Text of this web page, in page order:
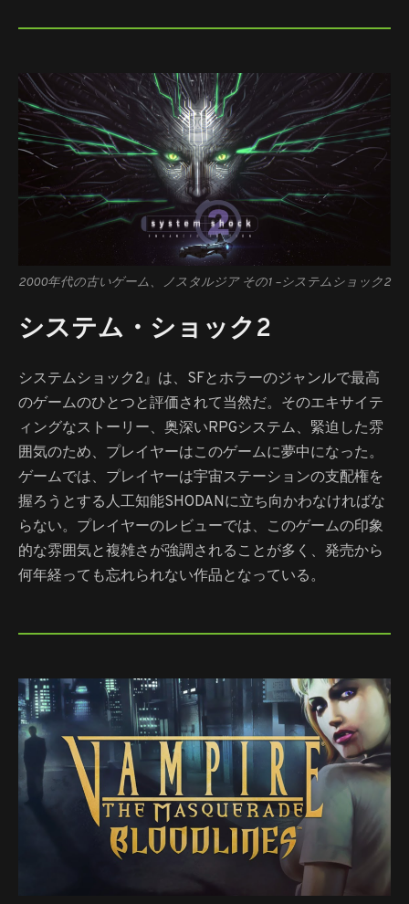
2000年代の古いゲーム、ノスタルジア その1 –システムショック2
システム・ショック2
システムショック2』は、SFとホラーのジャンルで最高
のゲームのひとつと評価されて当然だ。そのエキサイテ
ィングなストーリー、奥深いRPGシステム、緊迫した雰
囲気のため、プレイヤーはこのゲームに夢中になった。
ゲームでは、プレイヤーは宇宙ステーションの支配権を
握ろうとする人工知能SHODANに立ち向かわなければな
らない。プレイヤーのレビューでは、このゲームの印象
的な雰囲気と複雑さが強調されることが多く、発売から
何年経っても忘れられない作品となっている。